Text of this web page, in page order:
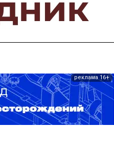
реклама 16+